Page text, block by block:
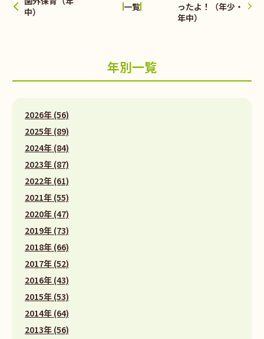
中）
一覧
ったよ！（年少・
年中）
年別一覧
2026年 (56)
2025年 (89)
2024年 (84)
2023年 (87)
2022年 (61)
2021年 (55)
2020年 (47)
2019年 (73)
2018年 (66)
2017年 (52)
2016年 (43)
2015年 (53)
2014年 (64)
2013年 (56)